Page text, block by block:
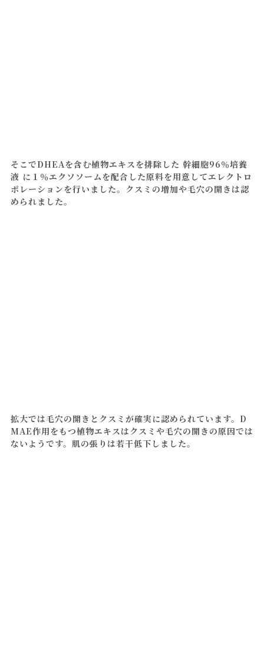
そこでDHEAを含む植物エキスを排除した 幹細胞96％培養
液 に１％エクソソームを配合した原料を用意してエレクトロ
ポレーションを行いました。クスミの増加や毛穴の開きは認
められました。
拡大では毛穴の開きとクスミが確実に認められています。D
MAE作用をもつ植物エキスはクスミや毛穴の開きの原因では
ないようです。肌の張りは若干低下しました。